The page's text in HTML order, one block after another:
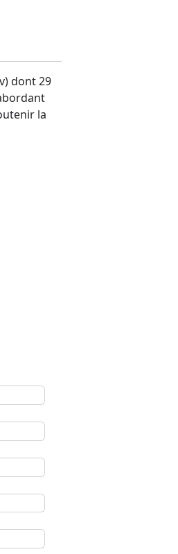
dont 29
la